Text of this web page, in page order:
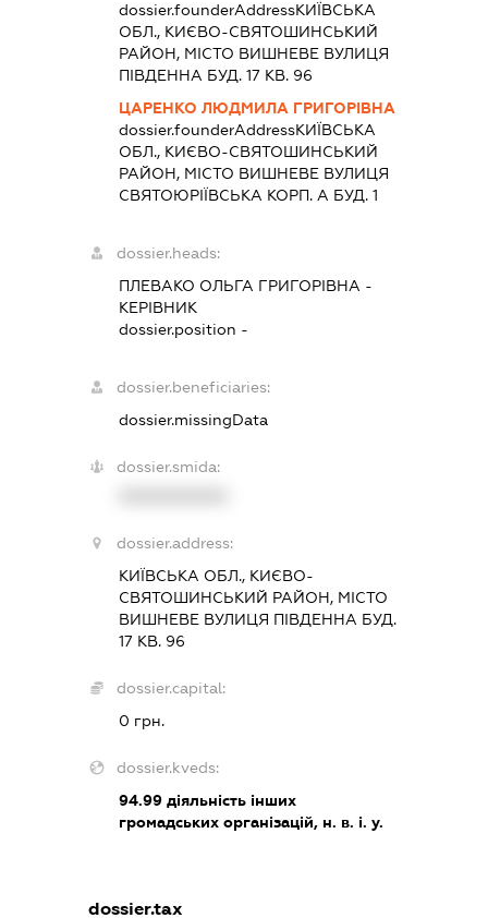
dossier.founderAddressКИЇВСЬКА
ОБЛ., КИЄВО-СВЯТОШИНСЬКИЙ
РАЙОН, МІСТО ВИШНЕВЕ ВУЛИЦЯ
ПІВДЕННА БУД. 17 КВ. 96
ЦАРЕНКО ЛЮДМИЛА ГРИГОРІВНА
dossier.founderAddressКИЇВСЬКА
ОБЛ., КИЄВО-СВЯТОШИНСЬКИЙ
РАЙОН, МІСТО ВИШНЕВЕ ВУЛИЦЯ
СВЯТОЮРІЇВСЬКА КОРП. А БУД. 1
dossier.heads:
ПЛЕВАКО ОЛЬГА ГРИГОРІВНА -
КЕРІВНИК
dossier.position -
dossier.beneficiaries:
dossier.missingData
dossier.smida:
dossier.address:
КИЇВСЬКА ОБЛ., КИЄВО-
СВЯТОШИНСЬКИЙ РАЙОН, МІСТО
ВИШНЕВЕ ВУЛИЦЯ ПІВДЕННА БУД.
17 КВ. 96
dossier.capital:
0 грн.
dossier.kveds:
94.99 діяльність інших
громадських організацій, н. в. і. у.
dossier.tax